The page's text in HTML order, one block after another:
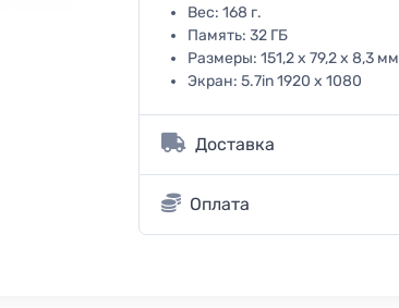
Вес: 168 г.
Память: 32 ГБ
Размеры: 151,2 х 79,2 х 8,3 мм
Экран: 5.7in 1920 x 1080
Доставка
Оплата